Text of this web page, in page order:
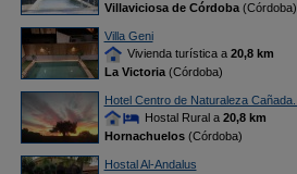
Villaviciosa de Córdoba(Córdoba)
Villa Geni
Vivienda turística a 20,8 km
La Victoria(Córdoba)
Hotel Centro de Naturaleza Cañada...
Hostal Rural a 20,8 km
Hornachuelos(Córdoba)
Hostal Al-Andalus